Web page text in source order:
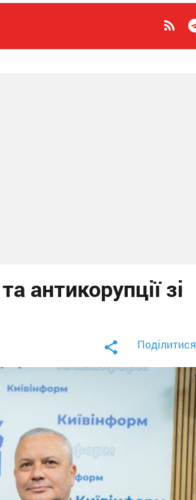
антикорупції зі
Поділитися